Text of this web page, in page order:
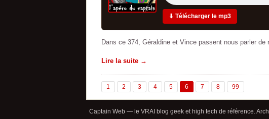
⬇ Télécharger le mp3
Dans ce 374, Géraldine et Vince passent nous parler
Lire la suite →
1 2 3 4 5 6 7 8 99
Captain Web — le VRAI blog geek et high tech de référence.